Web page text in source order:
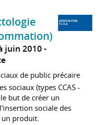
juin 2010
de public précaire
sociaux (types CCAS -
but de créer un
sociale des
un produit.